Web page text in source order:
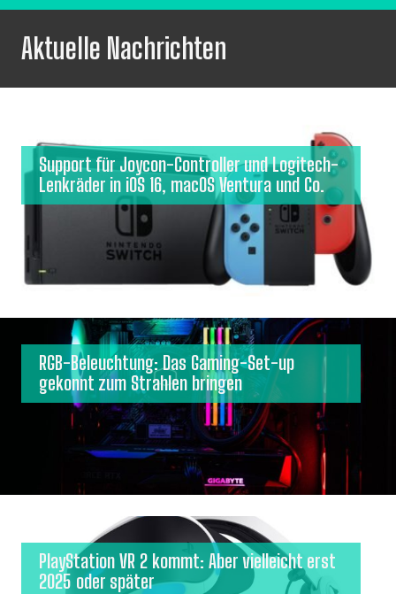
Aktuelle Nachrichten
Support für Joycon-Controller und Logitech-
Lenkräder in iOS 16, macOS Ventura und Co.
RGB-Beleuchtung: Das Gaming-Set-up
gekonnt zum Strahlen bringen
PlayStation VR 2 kommt: Aber vielleicht erst
2025 oder später